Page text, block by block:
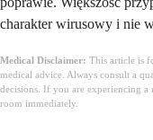
charakter wirusowy i nie
Medical Disclaimer: This article is
medical advice. Always consult a
decisions. If you are experiencing a
room immediately.